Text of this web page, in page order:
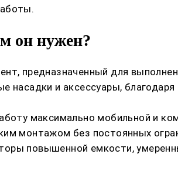
он нужен?
предназначенный для
насадки и аксессуары,
максимально мобильной и
монтажом без постоянных
повышенной емкости,